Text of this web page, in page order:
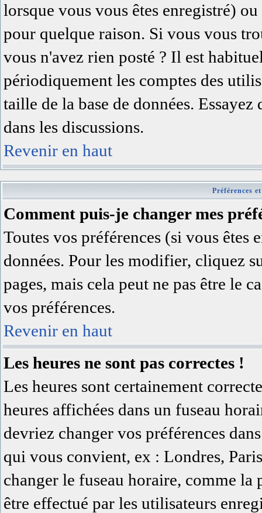
lorsque vous vous êtes enregistré)
pour quelque raison. Si vous vous
vous n'avez rien posté ? Il est
périodiquement les comptes des
taille de la base de données.
dans les discussions.
Revenir en haut
Préférences
Comment puis-je changer mes
Toutes vos préférences (si vous êtes
données. Pour les modifier, cliquez
pages, mais cela peut ne pas être le
vos préférences.
Revenir en haut
Les heures ne sont pas correctes !
Les heures sont certainement
heures affichées dans un fuseau
devriez changer vos préférences
qui vous convient, ex : Londres,
changer le fuseau horaire, comme
être effectué par les utilisateurs